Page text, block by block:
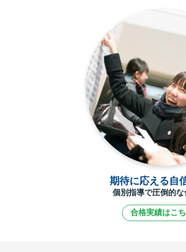
期待に応える自
個別指導で圧倒的
合格実績はこ